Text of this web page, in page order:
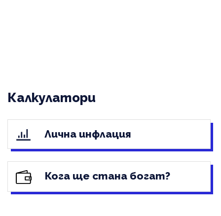
Калкулатори
Лична инфлация
Кога ще стана богат?